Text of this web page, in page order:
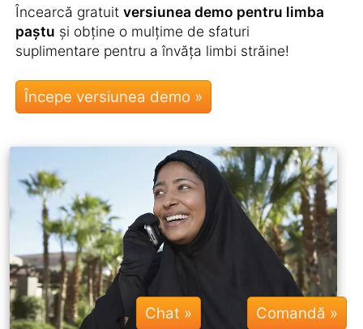
Încearcă gratuit versiunea demo pentru limba
paștu și obține o mulțime de sfaturi
suplimentare pentru a învăța limbi străine!
Chat »